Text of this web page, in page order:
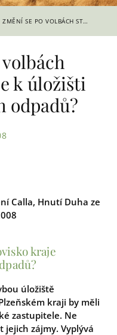
ZMĚNÍ SE PO VOLBÁCH STANOVISKO KRAJE K ÚLOŽIŠTI RADIOAKTIVNÍCH ODPADŮ?
k úložišti
odpadů?
Calla, Hnutí Duha ze
kraje
úložiště
kraji by měli
zastupitele. Ne
zájmy. Vyplývá